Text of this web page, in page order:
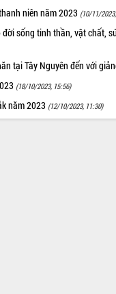
niên năm 2023 (10/11/
sống tinh thần, vật chất,
tại Tây Nguyên đến với
(18/10/2023, 15:56)
năm 2023 (12/10/2023, 11:30)